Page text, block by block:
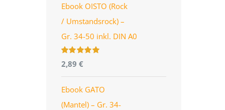
Ebook OISTO (Rock
/ Umstandsrock) –
Gr. 34-50 inkl. DIN A0
Bewertet
mit4.96
5
2,89 €
Ebook GATO
(Mantel) – Gr. 34-